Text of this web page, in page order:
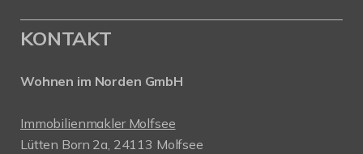
KONTAKT
Wohnen im Norden GmbH
Immobilienmakler Molfsee
Lütten Born 2a, 24113 Molfsee